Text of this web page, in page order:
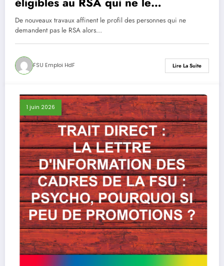
perçoivent pas ?
De nouveaux travaux affinent le profil des personnes qui ne
demandent pas le RSA alors…
FSU Emploi HdF Lire La Suite
1 juin 2026